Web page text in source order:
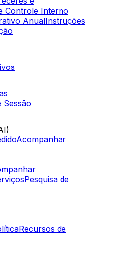
Controle Interno
AnualInstruções
Sessão
Acompanhar
Pesquisa de
Recursos de